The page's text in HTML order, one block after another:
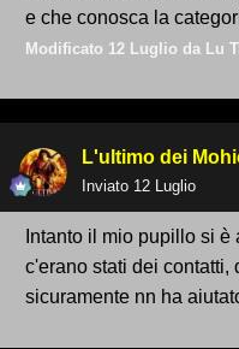
e che conosca la
Modificato 12 Luglio da Lu
L'ultimo dei
Inviato 12 Luglio
Intanto il mio pupillo si
c'erano stati dei contatti,
sicuramente nn ha